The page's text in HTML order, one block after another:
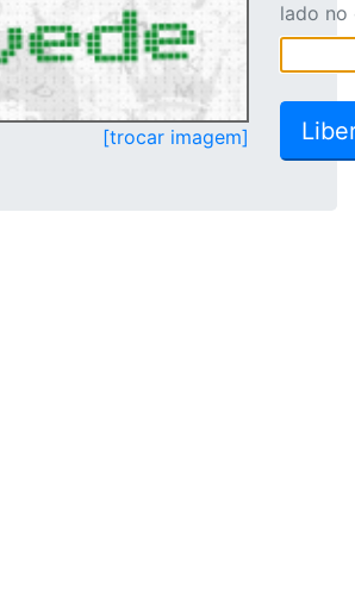
[trocar imagem]
lado no